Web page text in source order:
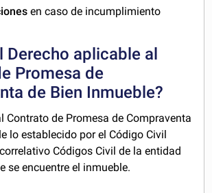
en caso de incumplimiento
Derecho aplicable al
Promesa de
de Bien Inmueble?
Contrato de Promesa de Compraventa
lo establecido por el Código Civil
Códigos Civil de la entidad
se encuentre el inmueble.